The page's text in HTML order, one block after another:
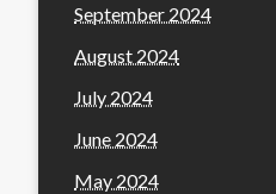
September 2024
August 2024
July 2024
June 2024
May 2024